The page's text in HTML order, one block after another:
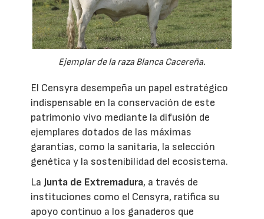
Ejemplar de la raza Blanca Cacereña.
El Censyra desempeña un papel estratégico
indispensable en la conservación de este
patrimonio vivo mediante la difusión de
ejemplares dotados de las máximas
garantías, como la sanitaria, la selección
genética y la sostenibilidad del ecosistema.
La Junta de Extremadura, a través de
instituciones como el Censyra, ratifica su
apoyo continuo a los ganaderos que